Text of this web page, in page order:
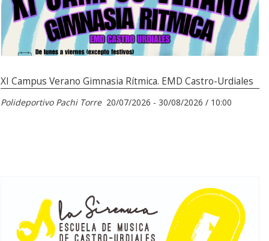
XI Campus Verano Gimnasia Rítmica. EMD Castro-Urdiales
Polideportivo Pachi Torre 20/07/2026 - 30/08/2026 / 10:00